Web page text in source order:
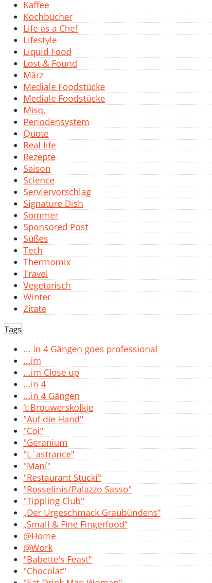
Kaffee
Kochbücher
Life as a Chef
Lifestyle
Liquid Food
Lost & Found
März
Mediale Foodstücke
Mediale Foodstücke
Misq.
Periodensystem
Quote
Real life
Rezepte
Saison
Science
Serviervorschlag
Signature Dish
Sommer
Sponsored Post
Süßes
Tech
Thermomix
Travel
Vegetarisch
Winter
Zitate
Tags
... in 4 Gängen goes professional
...im
...im Close up
...in 4
...in 4 Gängen
‘t Brouwerskolkje
"Auf die Hand"
"Coi"
"Geranium
"L`astrance"
"Maní"
"Restaurant Stucki"
"Rosselinis/Palazzo Sasso"
"Tippling Club"
„Der Urgeschmack Graubündens“
„Small & Fine Fingerfood“
@Home
@Work
"Babette's Feast"
"Chocolat"